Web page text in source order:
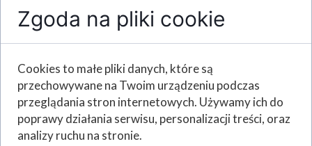
certyfikat NSF/ANSI Standard
61. Potwierdza on możliwość użycia
tych środków w systemach wody pitnej.
Szczeliwo do śrub i gwintów AS-
22:
łatwy do usunięcia
Zgoda na pliki cookie
Cookies to małe pliki danych, które są
przechowywane na Twoim urządzeniu podczas
przeglądania stron internetowych. Używamy ich do
poprawy działania serwisu, personalizacji treści, oraz
analizy ruchu na stronie.